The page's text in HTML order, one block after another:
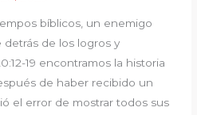
bíblicos, un enemigo
de los logros y
19 encontramos la historia
de haber recibido un
el error de mostrar todos sus